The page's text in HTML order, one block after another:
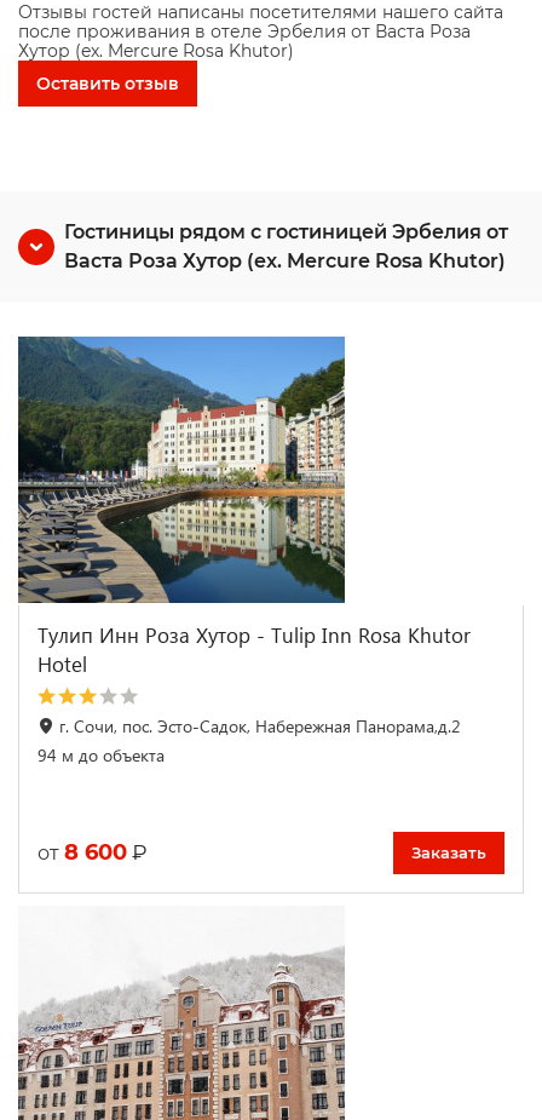
Отзывы гостей написаны посетителями нашего сайта
после проживания в отеле Эрбелия от Васта Роза
Хутор (ex. Mercure Rosa Khutor)
Оставить отзыв
Гостиницы рядом с гостиницей Эрбелия от
Васта Роза Хутор (ex. Mercure Rosa Khutor)
Тулип Инн Роза Хутор - Tulip Inn Rosa Khutor
Hotel
г. Сочи, пос. Эсто-Садок, Набережная Панорама,д.2
94 м до объекта
от 8 600 ₽ Заказать